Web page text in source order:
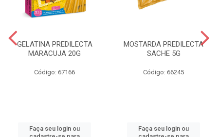
GELATINA PREDILECTA
MARACUJA 20G
Código: 67166
Faça seu login ou
MOSTARDA PREDILECTA
SACHE 5G
Código: 66245
Faça seu login ou